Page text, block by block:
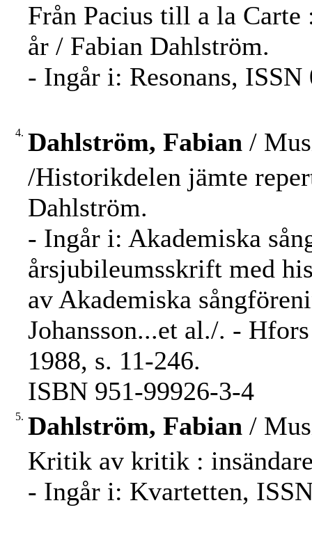
Från Pacius till a la Carte
år / Fabian Dahlström.
- Ingår i: Resonans,
4. Dahlström, Fabian /
/Historikdelen jämte
Dahlström.
- Ingår i: Akademiska
årsjubileumsskrift med
av Akademiska
Johansson...et al./. -
1988, s. 11-246.
ISBN 951-99926-3-4
5. Dahlström, Fabian /
Kritik av kritik :
- Ingår i: Kvartetten,